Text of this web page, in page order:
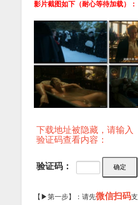
影片截图如下（耐心等待加载）：
下载地址被隐藏，请输入
验证码查看内容：
验证码：
【▶第一步】：请先微信扫码支